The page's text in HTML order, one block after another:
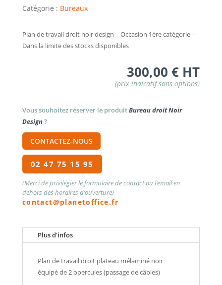
Catégorie : Bureaux
Plan de travail droit noir design – Occasion 1ère catégorie –
Dans la limite des stocks disponibles
300,00€ HT
Vous souhaitez réserver le produitBureau droit Noir
Design ?
CONTACTEZ-NOUS
02 47 75 15 95
(Merci de privilégier le formulaire de contact ou l’email en
dehors des horaires d’ouverture)
contact@planetoffice.fr
Plus d'infos
Plan de travail droit plateau mélaminé noir
équipé de 2 opercules (passage de câbles)